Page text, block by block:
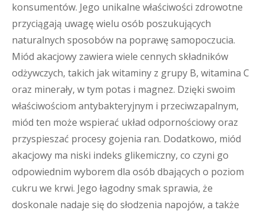
konsumentów. Jego unikalne właściwości zdrowotne
przyciągają uwagę wielu osób poszukujących
naturalnych sposobów na poprawę samopoczucia.
Miód akacjowy zawiera wiele cennych składników
odżywczych, takich jak witaminy z grupy B, witamina C
oraz minerały, w tym potas i magnez. Dzięki swoim
właściwościom antybakteryjnym i przeciwzapalnym,
miód ten może wspierać układ odpornościowy oraz
przyspieszać procesy gojenia ran. Dodatkowo, miód
akacjowy ma niski indeks glikemiczny, co czyni go
odpowiednim wyborem dla osób dbających o poziom
cukru we krwi. Jego łagodny smak sprawia, że
doskonale nadaje się do słodzenia napojów, a także